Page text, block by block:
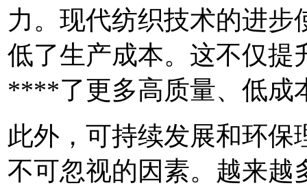
力。现代纺织技术的进
低了生产成本。这不仅提
****了更多高质量、低成
此外，可持续发展和环
不可忽视的因素。越来越